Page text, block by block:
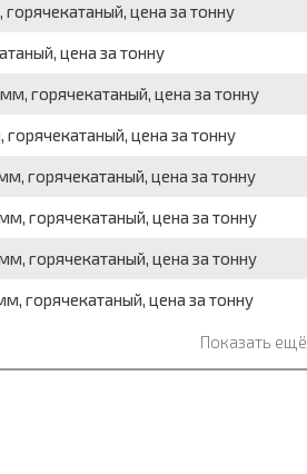
цена за тонну
цена за тонну
горячекатаный, цена за тонну
цена за тонну
горячекатаный, цена за тонну
горячекатаный, цена за тонну
горячекатаный, цена за тонну
горячекатаный, цена за тонну
Показать ещё